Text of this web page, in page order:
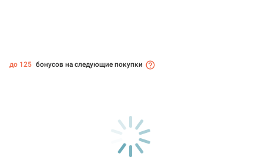
до 125 бонусов на следующие покупки